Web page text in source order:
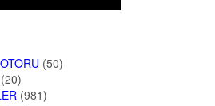
(50)
(20)
(981)